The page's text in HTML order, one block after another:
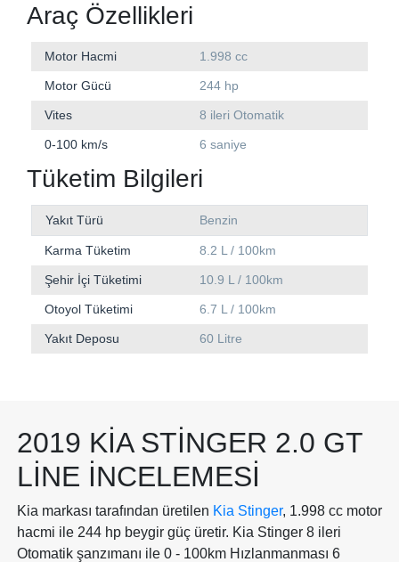
Araç Özellikleri
Motor Hacmi 1.998 cc
Motor Gücü 244 hp
Vites 8 ileri Otomatik
0-100 km/s 6 saniye
Tüketim Bilgileri
Yakıt Türü Benzin
Karma Tüketim 8.2 L / 100km
Şehir İçi Tüketimi 10.9 L / 100km
Otoyol Tüketimi 6.7 L / 100km
Yakıt Deposu 60 Litre
2019 KIA STINGER 2.0 GT
LINE İNCELEMESI
Kia markası tarafından üretilen Kia Stinger, 1.998 cc motor
hacmi ile 244 hp beygir güç üretir. Kia Stinger 8 ileri
Otomatik şanzımanı ile 0 - 100km Hızlanmanması 6